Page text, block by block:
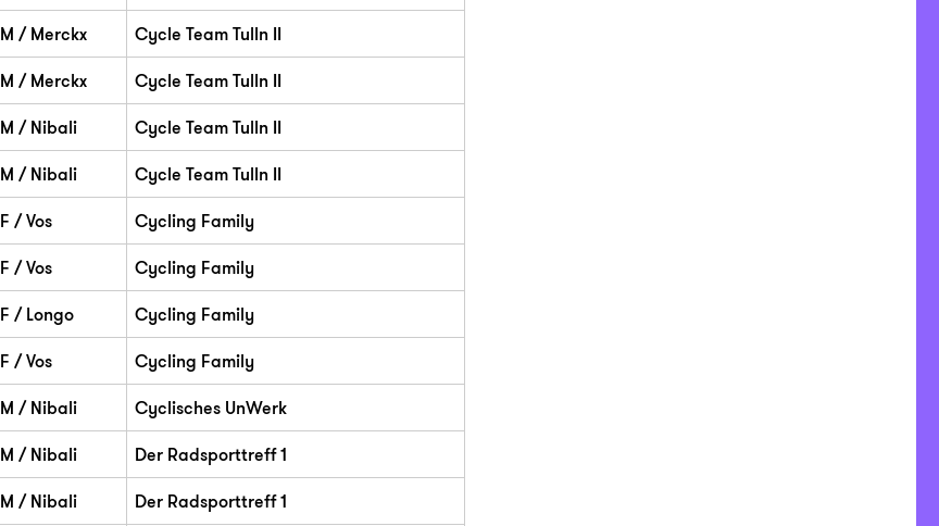
M / Merckx Cycle Team Tulln II
M / Merckx Cycle Team Tulln II
M / Nibali Cycle Team Tulln II
M / Nibali Cycle Team Tulln II
F / Vos Cycling Family
F / Vos Cycling Family
F / Longo Cycling Family
F / Vos Cycling Family
M / Nibali Cyclisches UnWerk
M / Nibali Der Radsporttreff 1
M / Nibali Der Radsporttreff 1